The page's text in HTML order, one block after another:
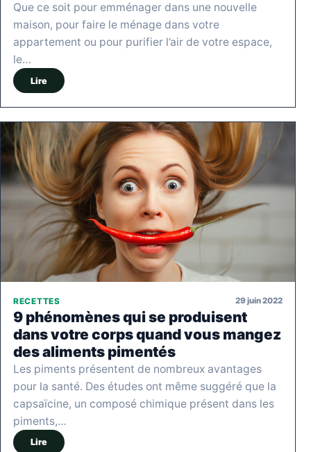
Que ce soit pour emménager dans une nouvelle
maison, pour faire le ménage dans votre
appartement ou pour purifier l’air de votre espace,
le…
Lire
RECETTES 29 juin 2022
9 phénomènes qui se produisent
dans votre corps quand vous mangez
des aliments pimentés
Les piments présentent de nombreux avantages
pour la santé. Des études ont même suggéré que la
capsaïcine, un composé chimique présent dans les
piments,…
Lire